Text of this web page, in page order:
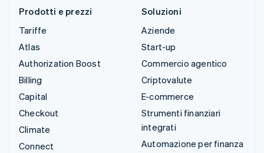
Prodotti e prezzi
Tariffe
Atlas
Authorization Boost
Billing
Capital
Checkout
Climate
Connect
Soluzioni
Aziende
Start-up
Commercio agentico
Criptovalute
E-commerce
Strumenti finanziari
integrati
Automazione per finanza